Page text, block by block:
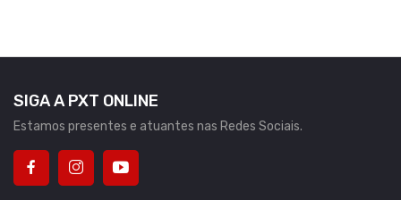
SIGA A PXT ONLINE
Estamos presentes e atuantes nas Redes Sociais.